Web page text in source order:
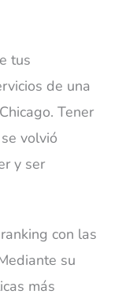
tus
de una
Tener
volvió
y ser
con las
su
más